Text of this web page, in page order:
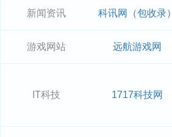
新闻资讯 科讯网（包收录）
游戏网站 远航游戏网
IT科技 1717科技网